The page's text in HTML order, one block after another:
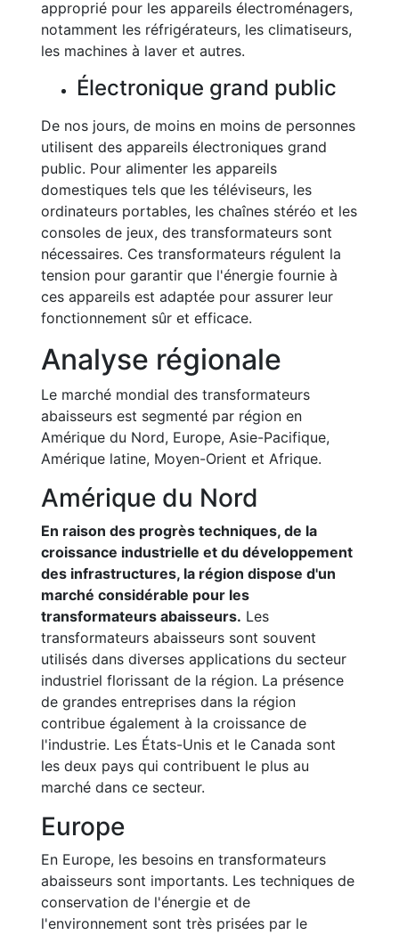
approprié pour les appareils électroménagers,
notamment les réfrigérateurs, les climatiseurs,
les machines à laver et autres.
Électronique grand public
De nos jours, de moins en moins de personnes
utilisent des appareils électroniques grand
public. Pour alimenter les appareils
domestiques tels que les téléviseurs, les
ordinateurs portables, les chaînes stéréo et les
consoles de jeux, des transformateurs sont
nécessaires. Ces transformateurs régulent la
tension pour garantir que l'énergie fournie à
ces appareils est adaptée pour assurer leur
fonctionnement sûr et efficace.
Analyse régionale
Le marché mondial des transformateurs
abaisseurs est segmenté par région en
Amérique du Nord, Europe, Asie-Pacifique,
Amérique latine, Moyen-Orient et Afrique.
Amérique du Nord
En raison des progrès techniques, de la
croissance industrielle et du développement
des infrastructures, la région dispose d'un
marché considérable pour les
transformateurs abaisseurs. Les
transformateurs abaisseurs sont souvent
utilisés dans diverses applications du secteur
industriel florissant de la région. La présence
de grandes entreprises dans la région
contribue également à la croissance de
l'industrie. Les États-Unis et le Canada sont
les deux pays qui contribuent le plus au
marché dans ce secteur.
Europe
En Europe, les besoins en transformateurs
abaisseurs sont importants. Les techniques de
conservation de l'énergie et de
l'environnement sont très prisées par le